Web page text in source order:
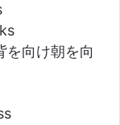
を向け朝を向